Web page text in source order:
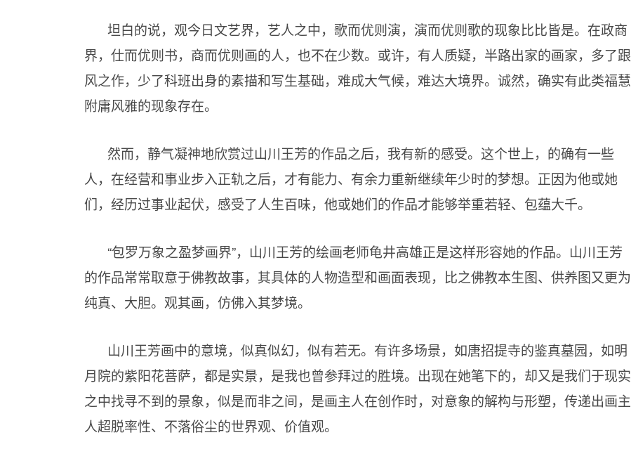
坦白的说，观今日文艺界，艺人之中，歌而优则演，演而优则歌的现象比比皆是。在政商
界，仕而优则书，商而优则画的人，也不在少数。或许，有人质疑，半路出家的画家，多了跟
风之作，少了科班出身的素描和写生基础，难成大气候，难达大境界。诚然，确实有此类福慧
附庸风雅的现象存在。
然而，静气凝神地欣赏过山川王芳的作品之后，我有新的感受。这个世上，的确有一些
人，在经营和事业步入正轨之后，才有能力、有余力重新继续年少时的梦想。正因为他或她
们，经历过事业起伏，感受了人生百味，他或她们的作品才能够举重若轻、包蕴大千。
“包罗万象之盈梦画界”，山川王芳的绘画老师龟井高雄正是这样形容她的作品。山川王芳
的作品常常取意于佛教故事，其具体的人物造型和画面表现，比之佛教本生图、供养图又更为
纯真、大胆。观其画，仿佛入其梦境。
山川王芳画中的意境，似真似幻，似有若无。有许多场景，如唐招提寺的鉴真墓园，如明
月院的紫阳花菩萨，都是实景，是我也曾参拜过的胜境。出现在她笔下的，却又是我们于现实
之中找寻不到的景象，似是而非之间，是画主人在创作时，对意象的解构与形塑，传递出画主
人超脱率性、不落俗尘的世界观、价值观。